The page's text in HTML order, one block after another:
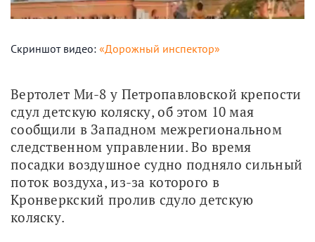
Скриншот видео: «Дорожный инспектор»
Вертолет Ми-8 у Петропавловской крепости
сдул детскую коляску, об этом 10 мая
сообщили в Западном межрегиональном
следственном управлении. Во время
посадки воздушное судно подняло сильный
поток воздуха, из-за которого в
Кронверкский пролив сдуло детскую
коляску.